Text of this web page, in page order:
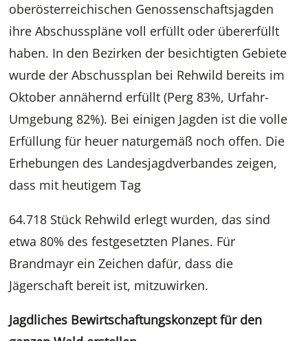
oberösterreichischen Genossenschaftsjagden
ihre Abschusspläne voll erfüllt oder übererfüllt
haben. In den Bezirken der besichtigten Gebiete
wurde der Abschussplan bei Rehwild bereits im
Oktober annähernd erfüllt (Perg 83%, Urfahr-
Umgebung 82%). Bei einigen Jagden ist die volle
Erfüllung für heuer naturgemäß noch offen. Die
Erhebungen des Landesjagdverbandes zeigen,
dass mit heutigem Tag
64.718 Stück Rehwild erlegt wurden, das sind
etwa 80% des festgesetzten Planes. Für
Brandmayr ein Zeichen dafür, dass die
Jägerschaft bereit ist, mitzuwirken.
Jagdliches Bewirtschaftungskonzept für den